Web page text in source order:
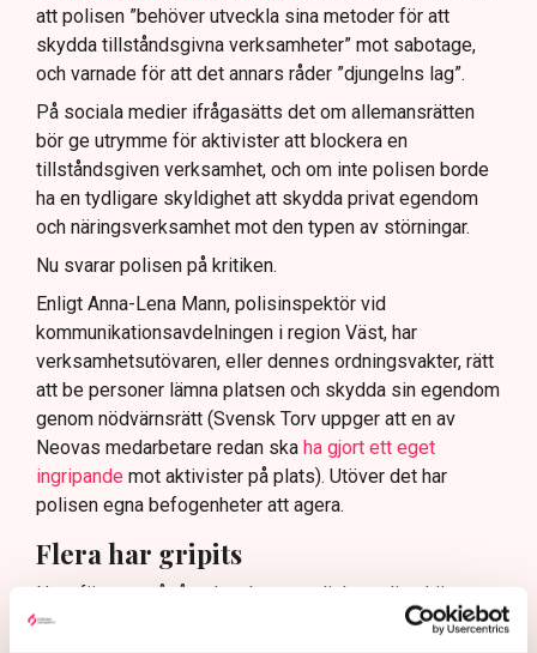
att polisen ”behöver utveckla sina metoder för att
skydda tillståndsgivna verksamheter” mot sabotage,
och varnade för att det annars råder ”djungelns lag”.
På sociala medier ifrågasätts det om allemansrätten
bör ge utrymme för aktivister att blockera en
tillståndsgiven verksamhet, och om inte polisen borde
ha en tydligare skyldighet att skydda privat egendom
och näringsverksamhet mot den typen av störningar.
Nu svarar polisen på kritiken.
Enligt Anna-Lena Mann, polisinspektör vid
kommunikationsavdelningen i region Väst, har
verksamhetsutövaren, eller dennes ordningsvakter, rätt
att be personer lämna platsen och skydda sin egendom
genom nödvärnsrätt (Svensk Torv uppger att en av
Neovas medarbetare redan ska ha gjort ett eget
ingripande mot aktivister på plats). Utöver det har
polisen egna befogenheter att agera.
Flera har gripits
Nu utförs ett pågående arbete av dialogpolis, drönare
och uniformerad polis på plats.